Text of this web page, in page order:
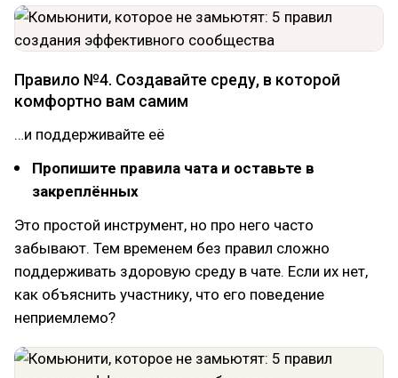
Правило №4. Создавайте среду, в которой
комфортно вам самим
…и поддерживайте её
Пропишите правила чата и оставьте в
закреплённых
Это простой инструмент, но про него часто
забывают. Тем временем без правил сложно
поддерживать здоровую среду в чате. Если их нет,
как объяснить участнику, что его поведение
неприемлемо?